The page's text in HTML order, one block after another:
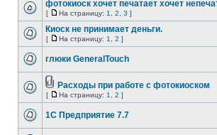
фотокиоск хочет печатает хочет
[ На страницу: 1 2 3 ]
Киоск не принимает деньги.
[ На страницу: 1 2 ]
глюки GeneralTouch
Расходы при работе с фотокиоском
[ На страницу: 1 2 ]
1С Предприятие 7.7